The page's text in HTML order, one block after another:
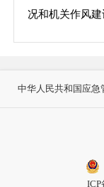
况和机关作风建
中华人民共和国应急
ICP